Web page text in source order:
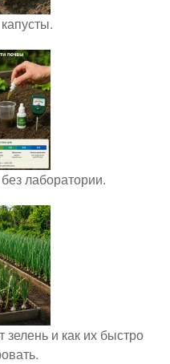
лаборатории.
и как их быстро